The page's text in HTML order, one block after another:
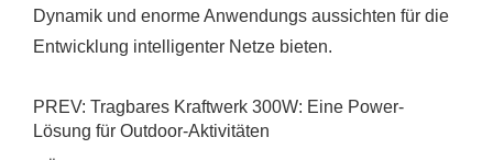
Dynamik und enorme Anwendungs aussichten für die
Entwicklung intelligenter Netze bieten.
PREV: Tragbares Kraftwerk 300W: Eine Power-
Lösung für Outdoor-Aktivitäten